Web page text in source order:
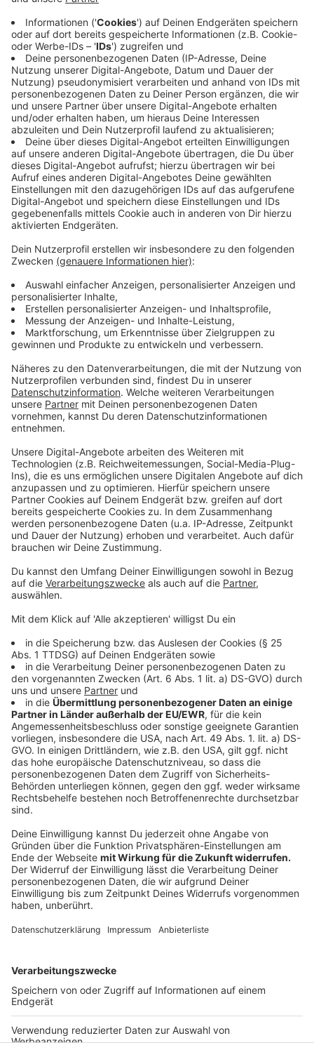
Das Tierheim in Ahaus hat nach eigenen Angaben zum
Glück keine Absagen von Tierschutzmitgliedschaften.
Immer noch werden Hunde und Katzen erhöht
nachgefragt. Kleintiere sind gerade nicht so gefragt.
Damit rechnet das Tierheim Ahaus aber auch erst
wieder mehr im Frühling. Besuchstermine laufen sehr
gut. Nach Vorgesprächen am Telefon werden
Einzeltermine vereinbart. Das soll auch in Zukunft so
beibehalten werden.Hier könnt ihr Kontakt zum
Tierheim Ahaus aufnehmen.
Tierheim Bocholt vermittelt Lanzeitbewohner
Anzeige
Langzeitbewohner das Tierheim in ein neues Zuhause
verlassen. Die Leute kommen mit gewissen
Vorstellungen. Das wird besprochen und dann werden
die passenden Tiere vorgestellt. Potentielle neue
Hundebesitzer kommen mehrmals, um den Hund
kennenzulernen und umgekehrt. Vor dem endgültigen
Einzug ins neue Zuhause gibt es einen Probetag. Bei
Katzen und Kleintieren gibt es den Besuch nur im
Gehege.Hier könnt ihr Kontakt zum Tierheim
Bocholt aufnehmen.
In Corona-Zeiten mit Home Office schaffen sich viele
ein Haustier an. Aber was passiert nach der Corona-
Pandemie, wenn zum Beispiel die Arbeit wieder im
Büro stattfindet und die Kinder zur Schule oder in den
Kindergarten gehen? Wer sich ein Tier anschafft,
sollte auch daran denken, sagt der Leiter des
Tierheims in Bocholt, Niklas Jägering. Denn auch dann
muss sich jemand um das Haustier kümmern. Es hilft
nichts, wenn man sich jetzt ein Tier anschafft, weil
man viel zuhause ist, und später keine Zeit mehr hat.
Deshalb sollte sich jeder sehr genau überlegen, ob er
dauerhaft Zeit für einen Hund, eine Katze oder ein
anderes Haustier hat.
Anzeige
Anzeige